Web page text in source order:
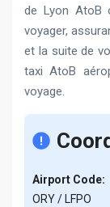
de Lyon AtoB
voyager,
et la suite de
taxi AtoB
voyage.
Airport Code:
ORY / LFPO